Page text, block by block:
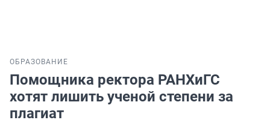
ОБРАЗОВАНИЕ
Помощника ректора РАНХиГС
хотят лишить ученой степени за
плагиат